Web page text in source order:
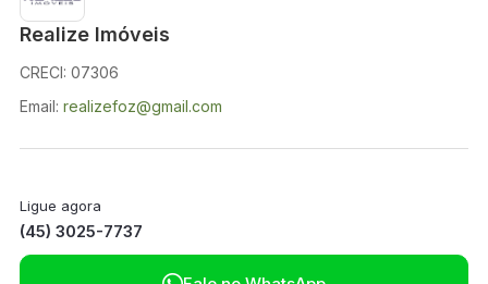
Realize Imóveis
CRECI: 07306
Email: realizefoz@gmail.com
Ligue agora
(45) 3025-7737